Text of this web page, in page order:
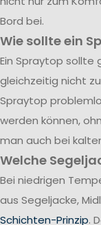
Bord bei.
Wie sollte ein
Ein Spraytop sollte
gleichzeitig nicht
Spraytop
werden können,
man auch bei
Welche
Bei niedrigen
aus Segeljacke,
Schichten-Prinzip.